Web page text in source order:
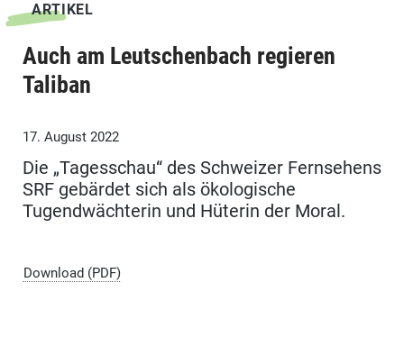
ARTIKEL
Auch am Leutschenbach regieren
Taliban
17. August 2022
Die „Tagesschau“ des Schweizer Fernsehens
SRF gebärdet sich als ökologische
Tugendwächterin und Hüterin der Moral.
Download (PDF)